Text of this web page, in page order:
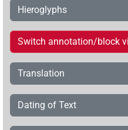
Hieroglyphs
Switch annotation/block
Translation
Dating of Text